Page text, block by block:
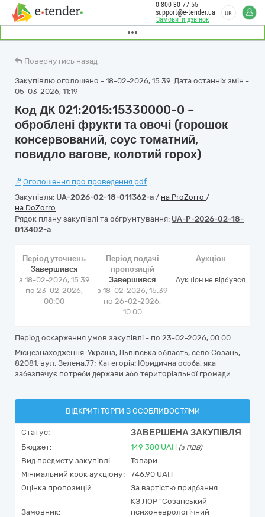
Замовити дзвінок
0 800 30 77 55
support@e-tender.ua
UK
Повернутись назад
Закупівлю оголошено - 18-02-2026, 15:39. Дата останніх змін -
05-03-2026, 11:19
Код ДК 021:2015:15330000-0 –
оброблені фрукти та овочі (горошок
консервований, соус томатний,
повидло вагове, колотий горох)
Оголошення про проведення.pdf
Закупівля: UA-2026-02-18-011362-a / на ProZorro /
на DoZorro
Рядок плану закупівлі та обґрунтування: UA-P-2026-02-18-
013402-a
Період уточнень
Завершився
з 18-02-2026, 15:39
по 23-02-2026,
00:00
Період подачі
пропозицій
Завершився
з 18-02-2026, 15:39
по 26-02-2026,
10:00
Аукціон
Аукціон не відбувся
Період оскарження умов закупівлі - по 23-02-2026, 00:00
Місцезнаходження: Україна, Львівська область, село Созань,
82081, вул. Зелена,77; Категорія: Юридична особа, яка
забезпечує потреби держави або територіальної громади
ВІДКРИТІ ТОРГИ З ОСОБЛИВОСТЯМИ
Статус: ЗАВЕРШЕНА ЗАКУПІВЛЯ
Бюджет: 149 380 UAH (з ПДВ)
Вид предмету закупівлі:
Товари
Мінімальний крок аукціону:
746,90 UAH
Оцінка пропозицій:
За вартістю придбання
Замовник:
КЗ ЛОР "Созанський
психоневрологічний